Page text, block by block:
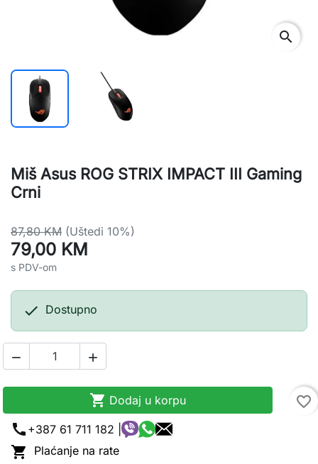
search
Miš Asus ROG STRIX IMPACT III Gaming
Crni
87,80 KM (Uštedi 10%)
79,00 KM
s PDV-om
 Dostupno
 
 Dodaj u korpu
favorite_border
call +387 61 711 182 |
 Plaćanje na rate